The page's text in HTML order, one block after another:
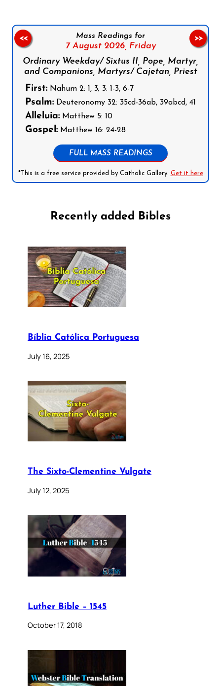
Mass Readings for
7 August 2026, Friday
Ordinary Weekday/ Sixtus II, Pope, Martyr,
and Companions, Martyrs/ Cajetan, Priest
First: Nahum 2: 1, 3; 3: 1-3, 6-7
Psalm: Deuteronomy 32: 35cd-36ab, 39abcd, 41
Alleluia: Matthew 5: 10
Gospel: Matthew 16: 24-28
FULL MASS READINGS
*This is a free service provided by Catholic Gallery. Get it here
<< >>
Recently added Bibles
Bíblia Católica Portuguesa
July 16, 2025
The Sixto-Clementine Vulgate
July 12, 2025
Luther Bible – 1545
October 17, 2018